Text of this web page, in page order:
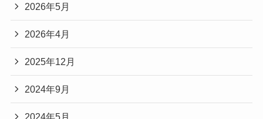
2026年5月
2026年4月
2025年12月
2024年9月
2024年5月